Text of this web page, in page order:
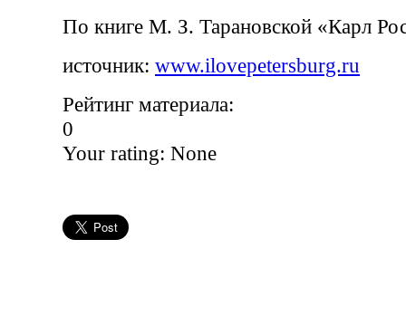
По книге М. З. Тарановской «Карл
источник: www.ilovepetersburg.ru
Рейтинг материала:
0
Your rating: None